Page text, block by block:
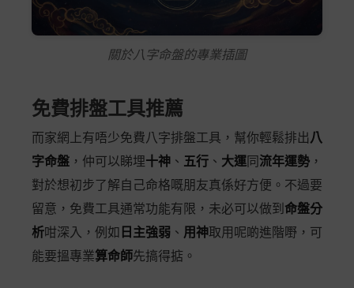
關於八字命盤的專業插圖
免費排盤工具推薦
而家網上有唔少免費八字排盤工具，幫你輕鬆排出 八
字命盤 ，仲可以睇埋十神 、 五行 、 大運 同 流年運勢 ，
對於想初步了解自己命格嘅朋友真係好方便。不過要
留意，免費工具通常功能有限，未必可以做到 命盤分
析咁深入，例如 日主強弱 、 用神取用呢啲進階嘢，可
能要搵專業算命師先搞得掂。